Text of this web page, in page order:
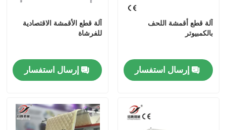
آلة قطع أقمشة اللحف
بالكمبيوتر
إرسال استفسار
آلة قطع الأقمشة الاقتصادية
للفرشاة
إرسال استفسار